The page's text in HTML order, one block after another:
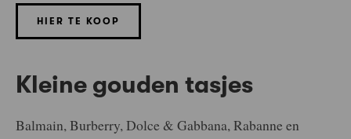
HIER TE KOOP
Kleine gouden tasjes
Balmain, Burberry, Dolce & Gabbana, Rabanne en